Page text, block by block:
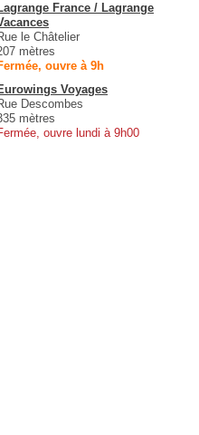
France / Lagrange
le Châtelier
mètres
ouvre à 9h
Voyages
Descombes
mètres
ouvre lundi à 9h00